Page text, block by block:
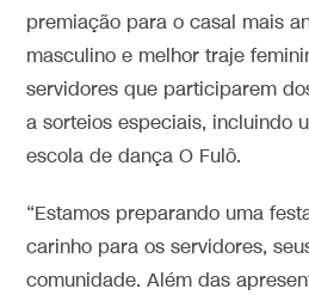
premiação para o casal mais
masculino e melhor traje
servidores que participarem
a sorteios especiais, incluindo
escola de dança O Fulô.
“Estamos preparando uma
carinho para os servidores,
comunidade. Além das